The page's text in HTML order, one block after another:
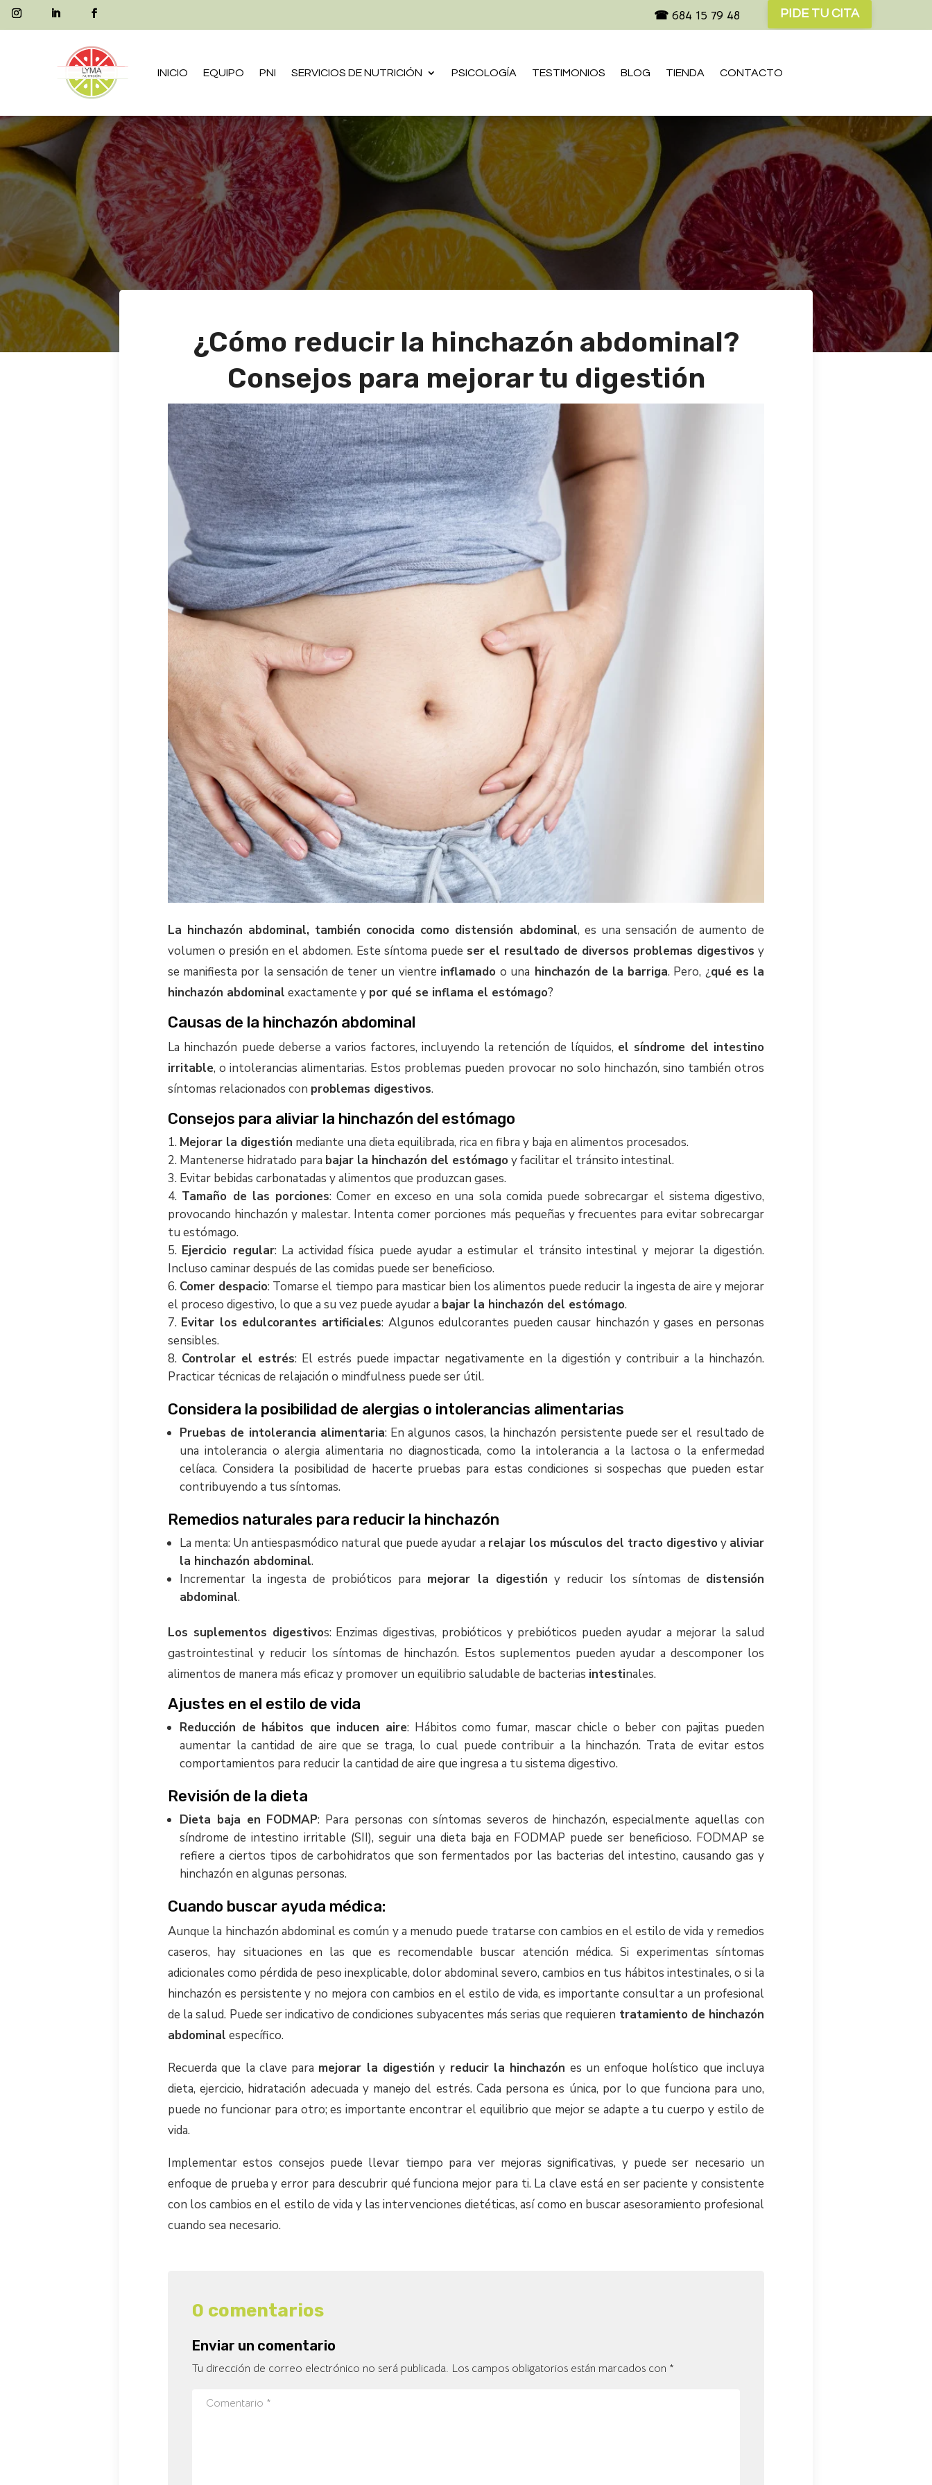
☎ 684 15 79 48 PIDE TU CITA
INICIO EQUIPO PNI SERVICIOS DE NUTRICIÓN PSICOLOGÍA TESTIMONIOS BLOG TIENDA CONTACTO
¿Cómo reducir la hinchazón abdominal?
Consejos para mejorar tu digestión
La hinchazón abdominal, también conocida como distensión abdominal, es una sensación de aumento de
volumen o presión en el abdomen. Este síntoma puede ser el resultado de diversos problemas digestivos y
se manifiesta por la sensación de tener un vientre inflamadoo una hinchazón de la barriga. Pero, ¿qué es la
hinchazón abdominal exactamente y por qué se inflama el estómago?
Causas de la hinchazón abdominal
La hinchazón puede deberse a varios factores, incluyendo la retención de líquidos, el síndrome del intestino
irritable, o intolerancias alimentarias. Estos problemas pueden provocar no solo hinchazón, sino también otros
síntomas relacionados con problemas digestivos.
Consejos para aliviar la hinchazón del estómago
Mejorar la digestión mediante una dieta equilibrada, rica en fibra y baja en alimentos procesados.
Mantenerse hidratado para bajar la hinchazón del estómagoy facilitar el tránsito intestinal.
Evitar bebidas carbonatadas y alimentos que produzcan gases.
Tamaño de las porciones: Comer en exceso en una sola comida puede sobrecargar el sistema digestivo,
provocando hinchazón y malestar. Intenta comer porciones más pequeñas y frecuentes para evitar sobrecargar
tu estómago.
Ejercicio regular: La actividad física puede ayudar a estimular el tránsito intestinal y mejorar la digestión.
Incluso caminar después de las comidas puede ser beneficioso.
Comer despacio: Tomarse el tiempo para masticar bien los alimentos puede reducir la ingesta de aire y mejorar
el proceso digestivo, lo que a su vez puede ayudar a bajar la hinchazón del estómago.
Evitar los edulcorantes artificiales: Algunos edulcorantes pueden causar hinchazón y gases en personas
sensibles.
Controlar el estrés: El estrés puede impactar negativamente en la digestión y contribuir a la hinchazón.
Practicar técnicas de relajación o mindfulness puede ser útil.
Considera la posibilidad de alergias o intolerancias alimentarias
Pruebas de intolerancia alimentaria: En algunos casos, la hinchazón persistente puede ser el resultado de
una intolerancia o alergia alimentaria no diagnosticada, como la intolerancia a la lactosa o la enfermedad
celíaca. Considera la posibilidad de hacerte pruebas para estas condiciones si sospechas que pueden estar
contribuyendo a tus síntomas.
Remedios naturales para reducir la hinchazón
La menta: Un antiespasmódico natural que puede ayudar a relajar los músculos del tracto digestivoy aliviar
la hinchazón abdominal.
Incrementar la ingesta de probióticos para mejorar la digestión y reducir los síntomas de distensión
abdominal.
Los suplementos digestivos: Enzimas digestivas, probióticos y prebióticos pueden ayudar a mejorar la salud
gastrointestinal y reducir los síntomas de hinchazón. Estos suplementos pueden ayudar a descomponer los
alimentos de manera más eficaz y promover un equilibrio saludable de bacterias intestinales.
Ajustes en el estilo de vida
Reducción de hábitos que inducen aire: Hábitos como fumar, mascar chicle o beber con pajitas pueden
aumentar la cantidad de aire que se traga, lo cual puede contribuir a la hinchazón. Trata de evitar estos
comportamientos para reducir la cantidad de aire que ingresa a tu sistema digestivo.
Revisión de la dieta
Dieta baja en FODMAP: Para personas con síntomas severos de hinchazón, especialmente aquellas con
síndrome de intestino irritable (SII), seguir una dieta baja en FODMAP puede ser beneficioso. FODMAP se
refiere a ciertos tipos de carbohidratos que son fermentados por las bacterias del intestino, causando gas y
hinchazón en algunas personas.
Cuando buscar ayuda médica:
Aunque la hinchazón abdominal es común y a menudo puede tratarse con cambios en el estilo de vida y remedios
caseros, hay situaciones en las que es recomendable buscar atención médica. Si experimentas síntomas
adicionales como pérdida de peso inexplicable, dolor abdominal severo, cambios en tus hábitos intestinales, o si la
hinchazón es persistente y no mejora con cambios en el estilo de vida, es importante consultar a un profesional
de la salud. Puede ser indicativo de condiciones subyacentes más serias que requieren tratamiento de hinchazón
abdominal específico.
Recuerda que la clave para mejorar la digestión y reducir la hinchazón es un enfoque holístico que incluya
dieta, ejercicio, hidratación adecuada y manejo del estrés. Cada persona es única, por lo que funciona para uno,
puede no funcionar para otro; es importante encontrar el equilibrio que mejor se adapte a tu cuerpo y estilo de
vida.
Implementar estos consejos puede llevar tiempo para ver mejoras significativas, y puede ser necesario un
enfoque de prueba y error para descubrir qué funciona mejor para ti. La clave está en ser paciente y consistente
con los cambios en el estilo de vida y las intervenciones dietéticas, así como en buscar asesoramiento profesional
cuando sea necesario.
0 comentarios
Enviar un comentario
Tu dirección de correo electrónico no será publicada. Los campos obligatorios están marcados con *